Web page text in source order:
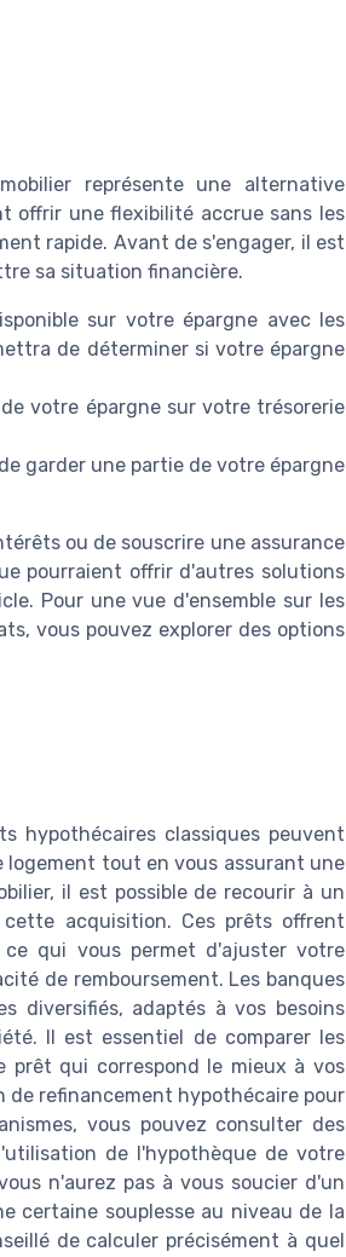
représente une alternative
offrir une flexibilité accrue sans les
rapide. Avant de s'engager, il est
sa situation financière.
sur votre épargne avec les
de déterminer si votre épargne
votre épargne sur votre trésorerie
garder une partie de votre épargne
ou de souscrire une assurance
pourraient offrir d'autres solutions
Pour une vue d'ensemble sur les
vous pouvez explorer des options
hypothécaires classiques peuvent
tout en vous assurant une
il est possible de recourir à un
acquisition. Ces prêts offrent
qui vous permet d'ajuster votre
de remboursement. Les banques
diversifiés, adaptés à vos besoins
Il est essentiel de comparer les
qui correspond le mieux à vos
de refinancement hypothécaire pour
vous pouvez consulter des
de l'hypothèque de votre
n'aurez pas à vous soucier d'un
certaine souplesse au niveau de la
de calculer précisément à quel